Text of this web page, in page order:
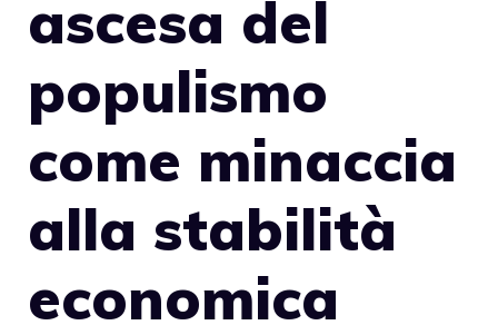
ascesa del
populismo
come minaccia
alla stabilità
economica